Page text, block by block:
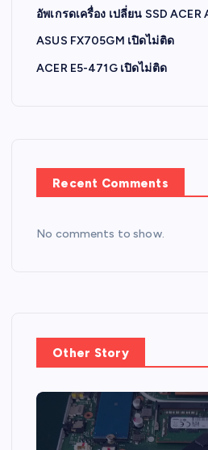
อัพเกรดเครื่อง เปลี่ยน SSD ACER
ASUS FX705GM เปิดไม่ติด
ACER E5-471G เปิดไม่ติด
Recent Comments
No comments to show.
Other Story